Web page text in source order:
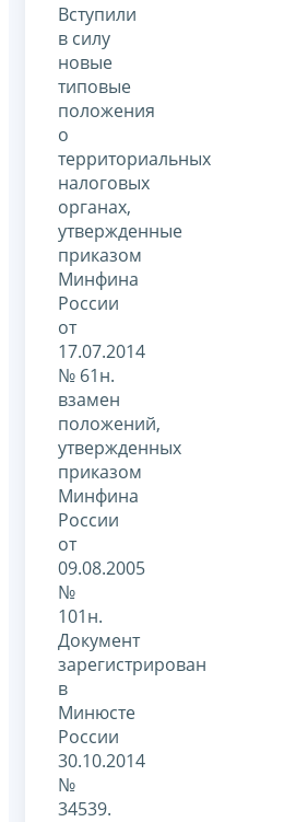
Вступили
в силу
новые
типовые
положения
о
территориальных
налоговых
органах,
утвержденные
приказом
Минфина
России
от
17.07.2014
№ 61н.
взамен
положений,
утвержденных
приказом
Минфина
России
от
09.08.2005
№
101н.
Документ
зарегистрирован
в
Минюсте
России
30.10.2014
№
34539.